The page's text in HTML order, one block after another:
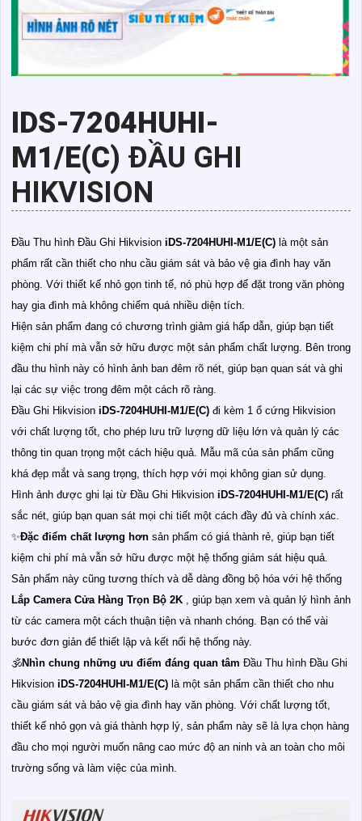
IDS-7204HUHI-
M1/E(C) ĐẦU GHI
HIKVISION
Đầu Thu hình Đầu Ghi Hikvision iDS-7204HUHI-M1/E(C) là một sản
phẩm rất cần thiết cho nhu cầu giám sát và bảo vệ gia đình hay văn
phòng. Với thiết kế nhỏ gọn tinh tế, nó phù hợp để đặt trong văn phòng
hay gia đình mà không chiếm quá nhiều diện tích.
Hiện sản phẩm đang có chương trình giảm giá hấp dẫn, giúp bạn tiết
kiệm chi phí mà vẫn sở hữu được một sản phẩm chất lượng. Bên trong
đầu thu hình này có hình ảnh ban đêm rõ nét, giúp bạn quan sát và ghi
lại các sự việc trong đêm một cách rõ ràng.
Đầu Ghi Hikvision iDS-7204HUHI-M1/E(C) đi kèm 1 ổ cứng Hikvision
với chất lượng tốt, cho phép lưu trữ lượng dữ liệu lớn và quản lý các
thông tin quan trọng một cách hiệu quả. Mẫu mã của sản phẩm cũng
khá đẹp mắt và sang trọng, thích hợp với mọi không gian sử dụng.
Hình ảnh được ghi lại từ Đầu Ghi Hikvision iDS-7204HUHI-M1/E(C) rất
sắc nét, giúp bạn quan sát mọi chi tiết một cách đầy đủ và chính xác.
✨Đặc điểm chất lượng hơn sản phẩm có giá thành rẻ, giúp bạn tiết
kiệm chi phí mà vẫn sở hữu được một hệ thống giám sát hiệu quả.
Sản phẩm này cũng tương thích và dễ dàng đồng bộ hóa với hệ thống
Lắp Camera Cửa Hàng Trọn Bộ 2K , giúp bạn xem và quản lý hình ảnh
từ các camera một cách thuận tiện và nhanh chóng. Bạn có thể vài
bước đơn giản để thiết lập và kết nối hệ thống này.
🕉️Nhìn chung những ưu điểm đáng quan tâm Đầu Thu hình Đầu Ghi
Hikvision iDS-7204HUHI-M1/E(C) là một sản phẩm cần thiết cho nhu
cầu giám sát và bảo vệ gia đình hay văn phòng. Với chất lượng tốt,
thiết kế nhỏ gọn và giá thành hợp lý, sản phẩm này sẽ là lựa chọn hàng
đầu cho mọi người muốn nâng cao mức độ an ninh và an toàn cho môi
trường sống và làm việc của mình.